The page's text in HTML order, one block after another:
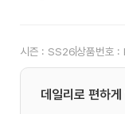
시즌 : SS26상품번호 :
데일리로 편하